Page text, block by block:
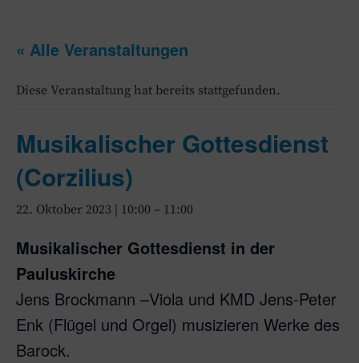
« Alle Veranstaltungen
Diese Veranstaltung hat bereits stattgefunden.
Musikalischer Gottesdienst
(Corzilius)
22. Oktober 2023 | 10:00 – 11:00
Musikalischer Gottesdienst in der
Pauluskirche
Jens Brockmann –Viola und KMD Jens-Peter
Enk (Flügel und Orgel) musizieren Werke des
Barock.